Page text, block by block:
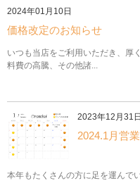
2024年01月10日
価格改定のお知らせ
いつも当店をご利用いただき、
料費の高騰、その他諸...
2023年12月31日
2024.1月営
本年もたくさんの方に足を運んで